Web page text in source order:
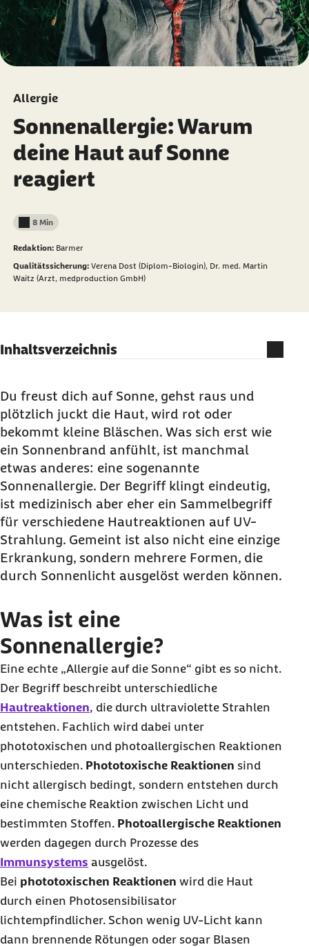
Allergie
Sonnenallergie: Warum
deine Haut auf Sonne
reagiert
Lesedauer weniger als
8 Min
Redaktion: Barmer
Qualitätssicherung: Verena Dost (Diplom-Biologin), Dr. med. Martin
Waitz (Arzt, medproduction GmbH)
Inhaltsverzeichnis
Welche Arten von Sonnenallergie gibt es?
Ist Sonnenallergie eine echte Allergie?
Was hilft schnell gegen Sonnenallergie?
Wie du vorbeugen kannst
Häufige Fragen und Antworten zur
Sonnenallergie
Du freust dich auf Sonne, gehst raus und
plötzlich juckt die Haut, wird rot oder
bekommt kleine Bläschen. Was sich erst wie
ein Sonnenbrand anfühlt, ist manchmal
etwas anderes: eine sogenannte
Sonnenallergie. Der Begriff klingt eindeutig,
ist medizinisch aber eher ein Sammelbegriff
für verschiedene Hautreaktionen auf UV-
Strahlung. Gemeint ist also nicht eine einzige
Erkrankung, sondern mehrere Formen, die
durch Sonnenlicht ausgelöst werden können.
Was ist eine
Sonnenallergie?
Eine echte „Allergie auf die Sonne“ gibt es so nicht.
Der Begriff beschreibt unterschiedliche
Hautreaktionen, die durch ultraviolette Strahlen
entstehen. Fachlich wird dabei unter
phototoxischen und photoallergischen Reaktionen
unterschieden. Phototoxische Reaktionen sind
nicht allergisch bedingt, sondern entstehen durch
eine chemische Reaktion zwischen Licht und
bestimmten Stoffen. Photoallergische Reaktionen
werden dagegen durch Prozesse des
Immunsystems ausgelöst.
Bei phototoxischen Reaktionen wird die Haut
durch einen Photosensibilisator
lichtempfindlicher. Schon wenig UV-Licht kann
dann brennende Rötungen oder sogar Blasen